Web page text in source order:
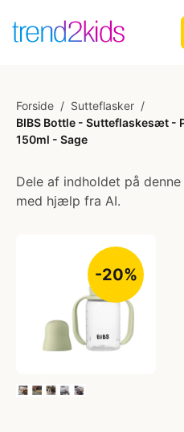
Forside / Sutteflasker /
BIBS Bottle - Sutteflaskesæt -
150ml - Sage
Dele af indholdet på
med hjælp fra AI.
-20%